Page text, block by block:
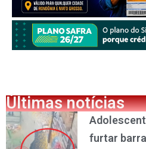
Últimas notícias
furtar